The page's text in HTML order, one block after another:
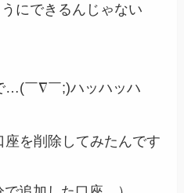
にできるんじゃない
…(￣∇￣;)ハッハッハ
を削除してみたんです